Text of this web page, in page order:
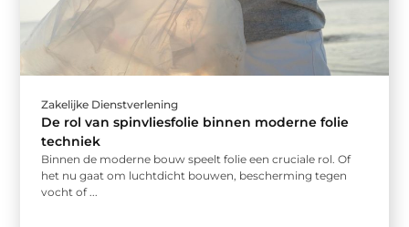
Zakelijke Dienstverlening
De rol van spinvliesfolie binnen moderne folie
techniek
Binnen de moderne bouw speelt folie een cruciale rol. Of
het nu gaat om luchtdicht bouwen, bescherming tegen
vocht of ...